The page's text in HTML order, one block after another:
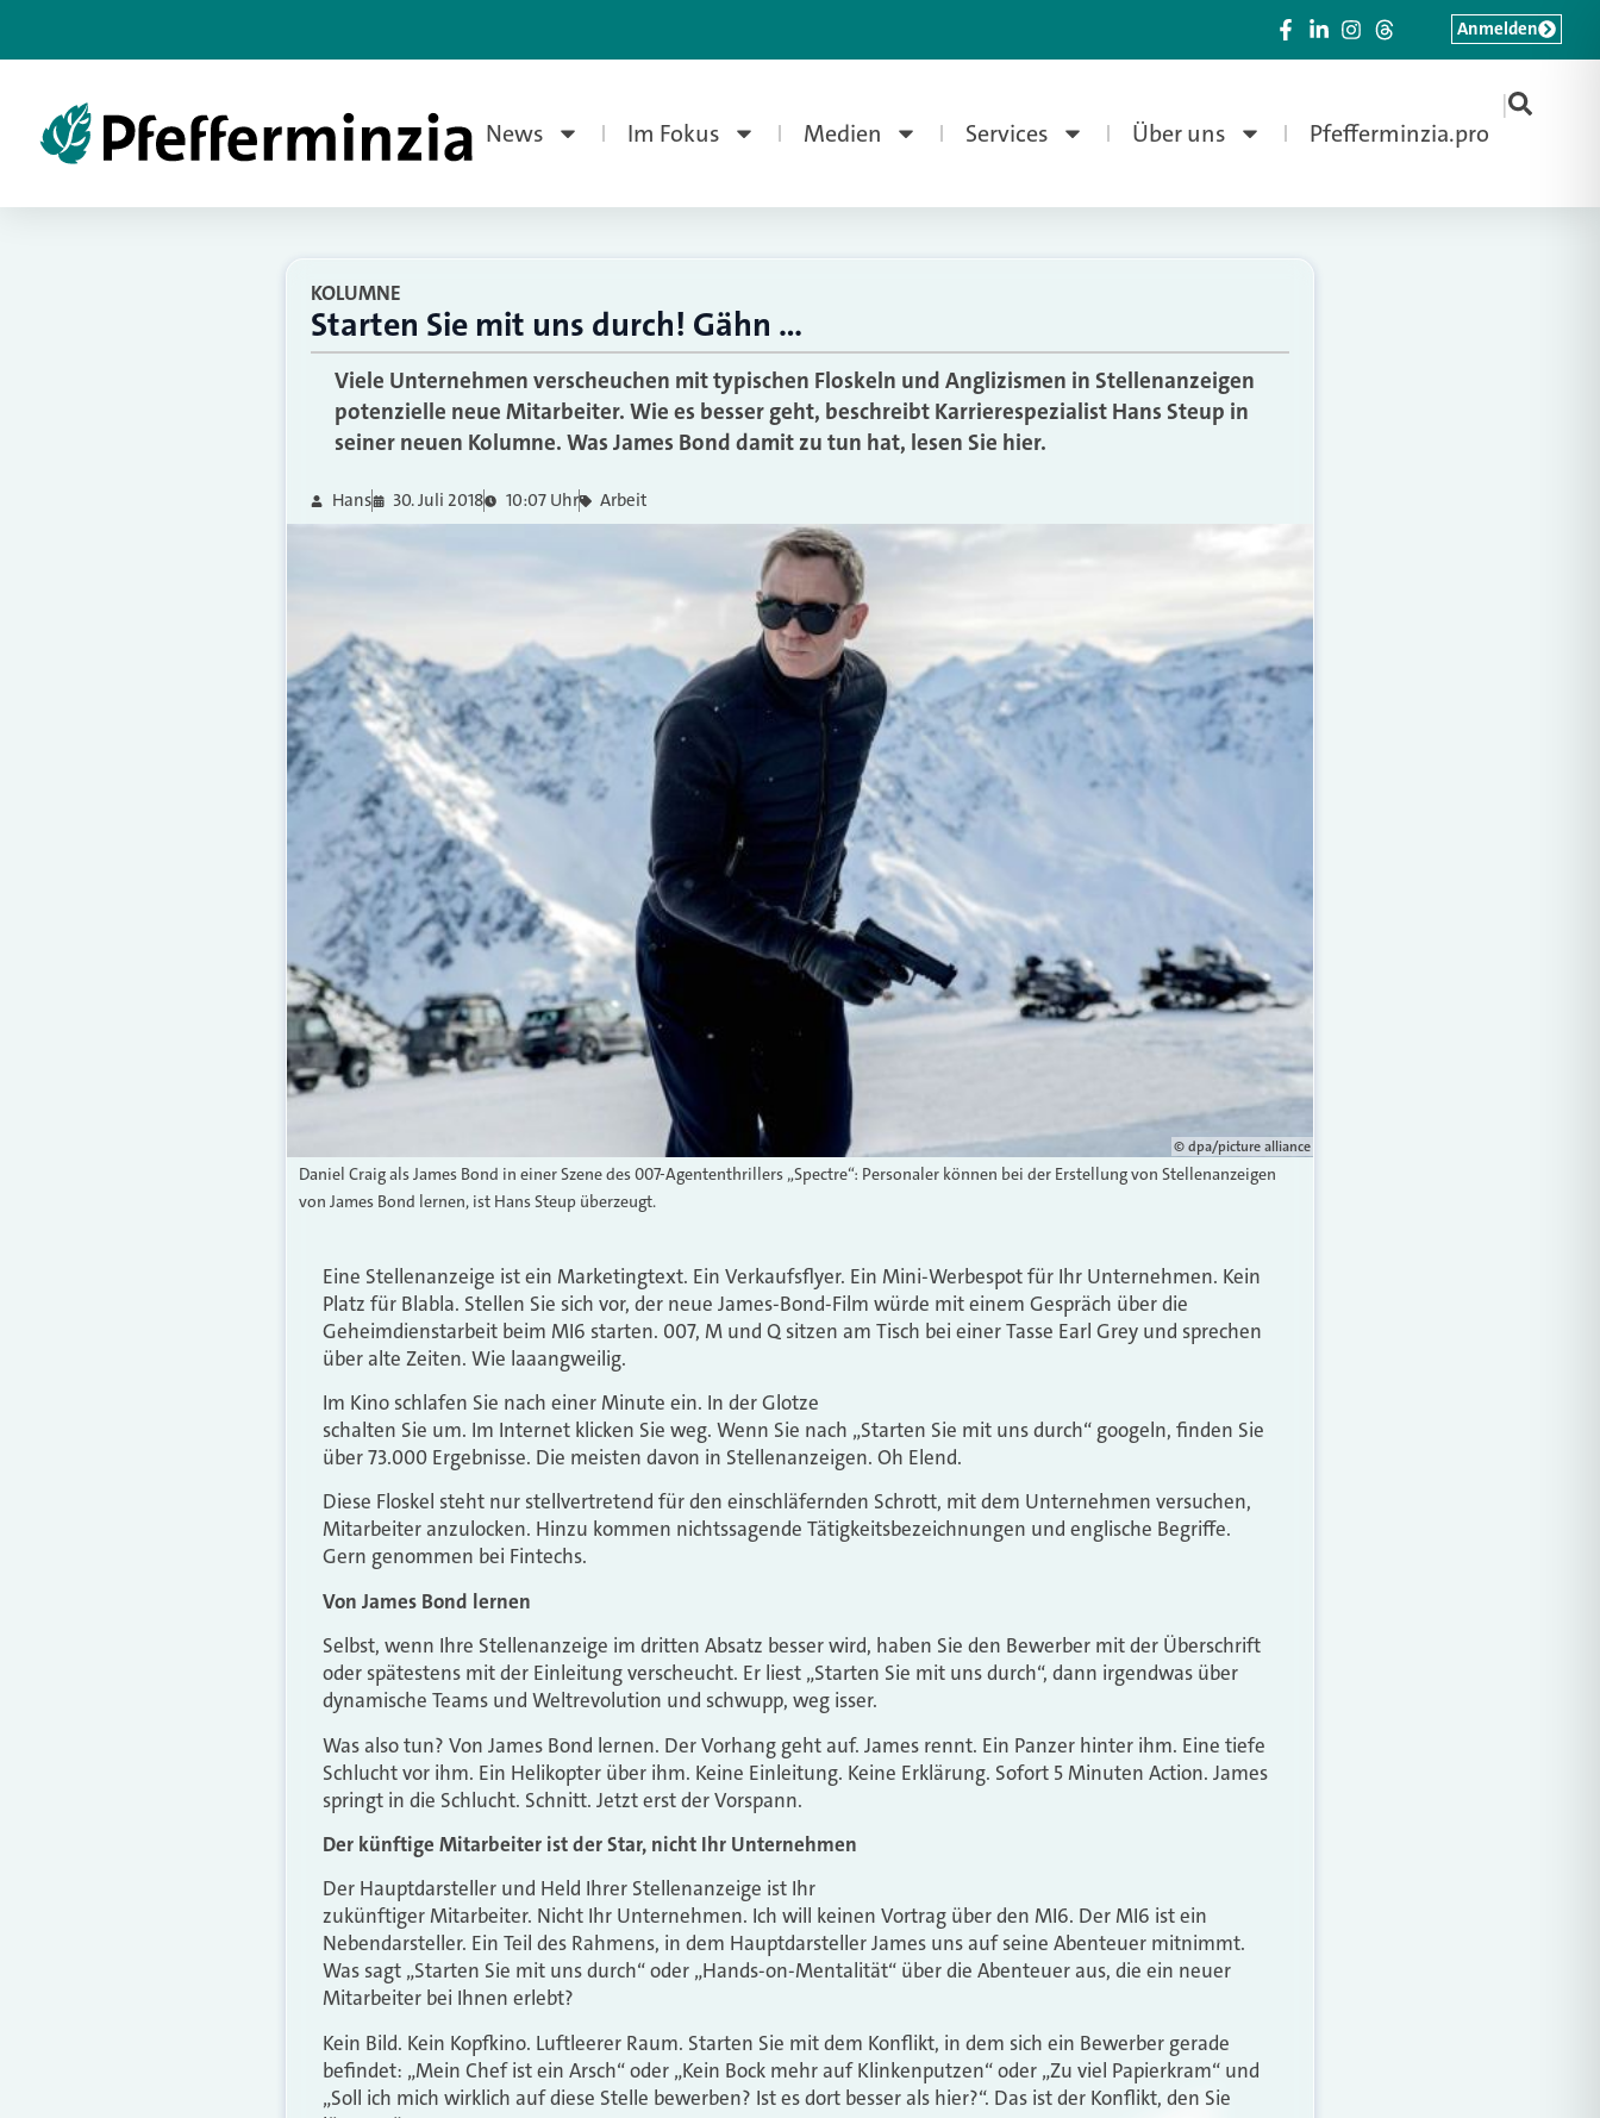
News Im Fokus Medien Services Über uns Pfefferminzia.pro
|
Anmelden
KOLUMNE
Starten Sie mit uns durch! Gähn …
Viele Unternehmen verscheuchen mit typischen Floskeln und Anglizismen in Stellenanzeigen
potenzielle neue Mitarbeiter. Wie es besser geht, beschreibt Karrierespezialist Hans Steup in
seiner neuen Kolumne. Was James Bond damit zu tun hat, lesen Sie hier.
Hans 30. Juli 2018 10:07 Uhr Arbeit
© dpa/picture alliance
Daniel Craig als James Bond in einer Szene des 007-Agententhrillers „Spectre“: Personaler können bei der Erstellung von Stellenanzeigen
von James Bond lernen, ist Hans Steup überzeugt.
Eine Stellenanzeige ist ein Marketingtext. Ein Verkaufsflyer. Ein Mini-Werbespot für Ihr Unternehmen. Kein
Platz für Blabla. Stellen Sie sich vor, der neue James-Bond-Film würde mit einem Gespräch über die
Geheimdienstarbeit beim MI6 starten. 007, M und Q sitzen am Tisch bei einer Tasse Earl Grey und sprechen
über alte Zeiten. Wie laaangweilig.
Im Kino schlafen Sie nach einer Minute ein. In der Glotze
schalten Sie um. Im Internet klicken Sie weg. Wenn Sie nach „Starten Sie mit uns durch“ googeln, finden Sie
über 73.000 Ergebnisse. Die meisten davon in Stellenanzeigen. Oh Elend.
Diese Floskel steht nur stellvertretend für den einschläfernden Schrott, mit dem Unternehmen versuchen,
Mitarbeiter anzulocken. Hinzu kommen nichtssagende Tätigkeitsbezeichnungen und englische Begriffe.
Gern genommen bei Fintechs.
Von James Bond lernen
Selbst, wenn Ihre Stellenanzeige im dritten Absatz besser wird, haben Sie den Bewerber mit der Überschrift
oder spätestens mit der Einleitung verscheucht. Er liest „Starten Sie mit uns durch“, dann irgendwas über
dynamische Teams und Weltrevolution und schwupp, weg isser.
Was also tun? Von James Bond lernen. Der Vorhang geht auf. James rennt. Ein Panzer hinter ihm. Eine tiefe
Schlucht vor ihm. Ein Helikopter über ihm. Keine Einleitung. Keine Erklärung. Sofort 5 Minuten Action. James
springt in die Schlucht. Schnitt. Jetzt erst der Vorspann.
Der künftige Mitarbeiter ist der Star, nicht Ihr Unternehmen
Der Hauptdarsteller und Held Ihrer Stellenanzeige ist Ihr
zukünftiger Mitarbeiter. Nicht Ihr Unternehmen. Ich will keinen Vortrag über den MI6. Der MI6 ist ein
Nebendarsteller. Ein Teil des Rahmens, in dem Hauptdarsteller James uns auf seine Abenteuer mitnimmt.
Was sagt „Starten Sie mit uns durch“ oder „Hands-on-Mentalität“ über die Abenteuer aus, die ein neuer
Mitarbeiter bei Ihnen erlebt?
Kein Bild. Kein Kopfkino. Luftleerer Raum. Starten Sie mit dem Konflikt, in dem sich ein Bewerber gerade
befindet: „Mein Chef ist ein Arsch“ oder „Kein Bock mehr auf Klinkenputzen“ oder „Zu viel Papierkram“ und
„Soll ich mich wirklich auf diese Stelle bewerben? Ist es dort besser als hier?“. Das ist der Konflikt, den Sie